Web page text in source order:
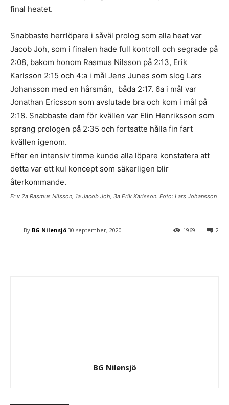
final heatet.
Snabbaste herrlöpare i såväl prolog som alla heat var
Jacob Joh, som i finalen hade full kontroll och segrade på
2:08, bakom honom Rasmus Nilsson på 2:13, Erik
Karlsson 2:15 och 4:a i mål Jens Junes som slog Lars
Johansson med en hårsmån, båda 2:17. 6a i mål var
Jonathan Ericsson som avslutade bra och kom i mål på
2:18. Snabbaste dam för kvällen var Elin Henriksson som
sprang prologen på 2:35 och fortsatte hålla fin fart
kvällen igenom.
Efter en intensiv timme kunde alla löpare konstatera att
detta var ett kul koncept som säkerligen blir
återkommande.
Fr v 2a Rasmus Nilsson, 1a Jacob Joh, 3a Erik Karlsson. Foto: Lars Johansson
By BG Nilensjö 30 september, 2020 2
1969
BG Nilensjö